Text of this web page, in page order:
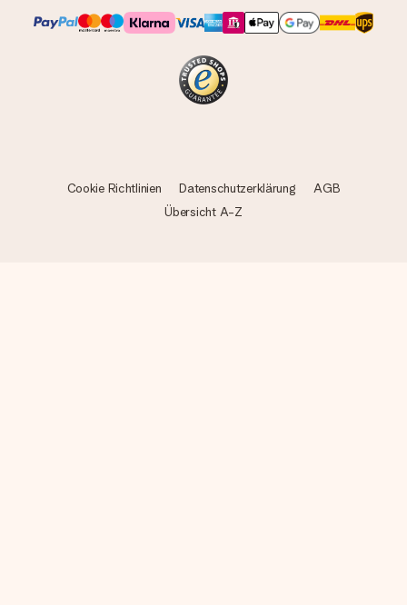
Cookie Richtlinien Datenschutzerklärung
AGB
Übersicht A-Z